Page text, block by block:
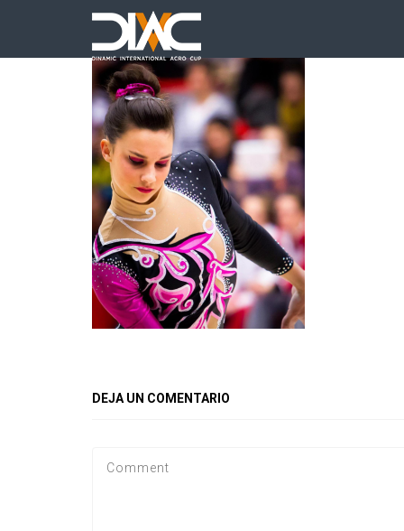
DEJA UN COMENTARIO